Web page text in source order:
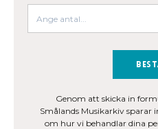
Genom att skicka in
Smålands Musikarkiv sparar
om hur vi behandlar dina